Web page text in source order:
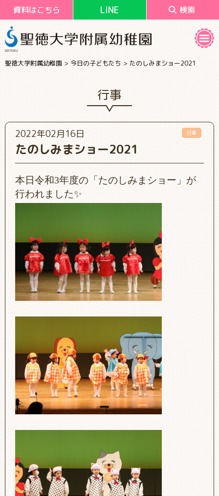
資料はこちら LINE 検索
聖徳大学附属幼稚園>今日の子どもたち>たのしみまショー2021
行事
2022年02月16日
たのしみまショー2021
行事
本日令和3年度の「たのしみまショー」が
行われました✨